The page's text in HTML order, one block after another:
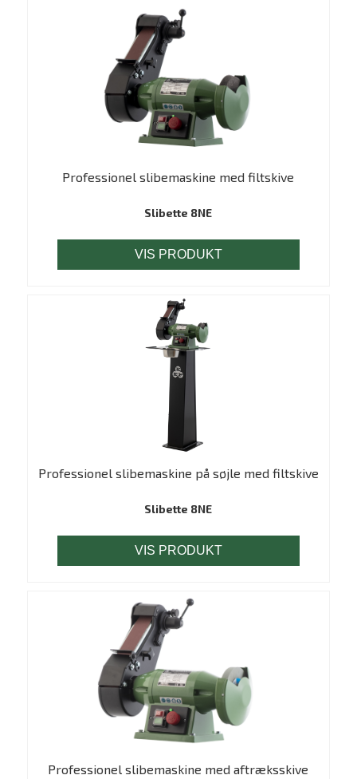
Professionel slibemaskine med filtskive
Slibette 8NE
VIS PRODUKT
Professionel slibemaskine på søjle med filtskive
Slibette 8NE
VIS PRODUKT
Professionel slibemaskine med aftræksskive